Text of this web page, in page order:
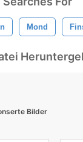
Mond
Bilder